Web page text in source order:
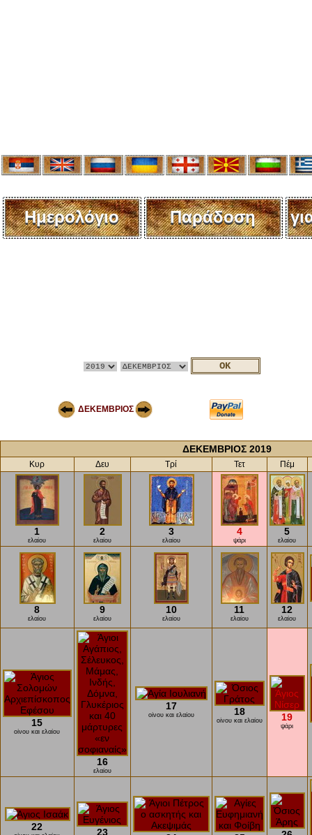
Ημερολόγιο Παράδοση
ΔΕΚΕΜΒΡΙΟΣ
ΔΕΚΕΜΒΡΙΟΣ 2019
Κυρ Δευ Τρί Τετ Πέμ
1
ελαίου
2
ελαίου
3
ελαίου
4
ψάρι
5
ελαίου
8
ελαίου
9
ελαίου
10
ελαίου
11
ελαίου
12
ελαίου
15
οίνου και ελαίου
16
ελαίου
17
οίνου και ελαίου 18
οίνου και ελαίου 19
ψάρι
22 23